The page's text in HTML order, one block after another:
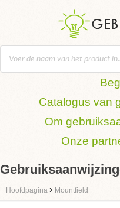
Catalogus van
Om
Onze
Hoofdpagina › Mountfield